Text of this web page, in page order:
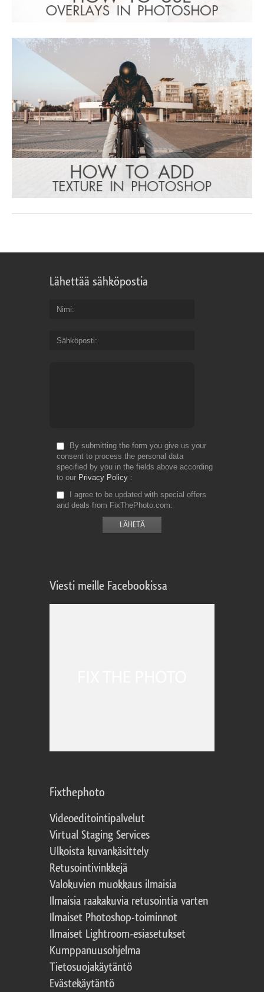
Lähettää sähköpostia
Nimi
Sähköposti
By submitting the form you give us your
consent to process the personal data
specified by you in the fields above according
to our Privacy Policy
I agree to be updated with special offers
and deals from FixThePhoto.com
Viesti meille Facebookissa
Fixthephoto
Videoeditointipalvelut
Virtual Staging Services
Ulkoista kuvankäsittely
Retusointivinkkejä
Valokuvien muokkaus ilmaisia
Ilmaisia raakakuvia retusointia varten
Ilmaiset Photoshop-toiminnot
Ilmaiset Lightroom-esiasetukset
Kumppanuusohjelma
Tietosuojakäytäntö
Evästekäytäntö